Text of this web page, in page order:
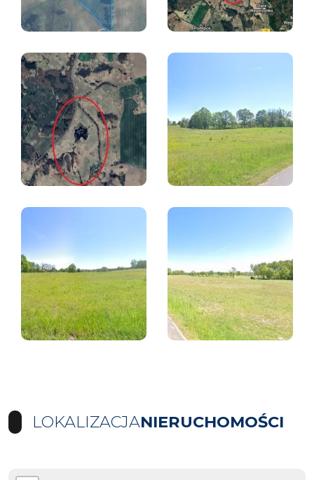
LOKALIZACJANIERUCHOMOŚCI